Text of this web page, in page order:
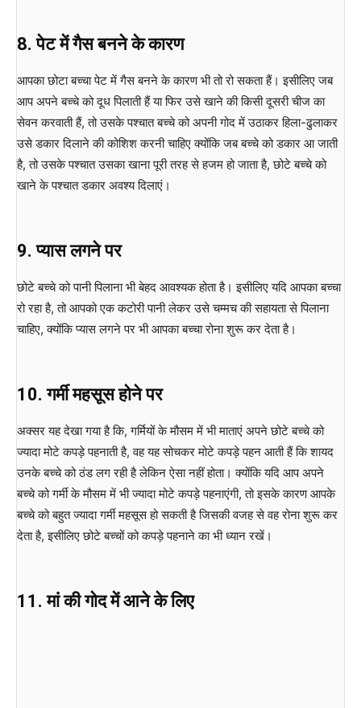
8. पेट में गैस बनने के कारण
आपका छोटा बच्चा पेट में गैस बनने के कारण भी तो रो सकता हैं। इसीलिए जब
आप अपने बच्चे को दूध पिलाती हैं या फिर उसे खाने की किसी दूसरी चीज का
सेवन करवाती हैं, तो उसके पश्चात बच्चे को अपनी गोद में उठाकर हिला-ढुलाकर
उसे डकार दिलाने की कोशिश करनी चाहिए क्योंकि जब बच्चे को डकार आ जाती
है, तो उसके पश्चात उसका खाना पूरी तरह से हजम हो जाता है, छोटे बच्चे को
खाने के पश्चात डकार अवश्य दिलाएं।
9. प्यास लगने पर
छोटे बच्चे को पानी पिलाना भी बेहद आवश्यक होता है। इसीलिए यदि आपका बच्चा
रो रहा है, तो आपको एक कटोरी पानी लेकर उसे चम्मच की सहायता से पिलाना
चाहिए, क्योंकि प्यास लगने पर भी आपका बच्चा रोना शुरू कर देता है।
10. गर्मी महसूस होने पर
अक्सर यह देखा गया है कि, गर्मियों के मौसम में भी माताएं अपने छोटे बच्चे को
ज्यादा मोटे कपड़े पहनाती है, वह यह सोचकर मोटे कपड़े पहन आती हैं कि शायद
उनके बच्चे को ठंड लग रही है लेकिन ऐसा नहीं होता। क्योंकि यदि आप अपने
बच्चे को गर्मी के मौसम में भी ज्यादा मोटे कपड़े पहनाएंगी, तो इसके कारण आपके
बच्चे को बहुत ज्यादा गर्मी महसूस हो सकती है जिसकी वजह से वह रोना शुरू कर
देता है, इसीलिए छोटे बच्चों को कपड़े पहनाने का भी ध्यान रखें।
11. मां की गोद में आने के लिए